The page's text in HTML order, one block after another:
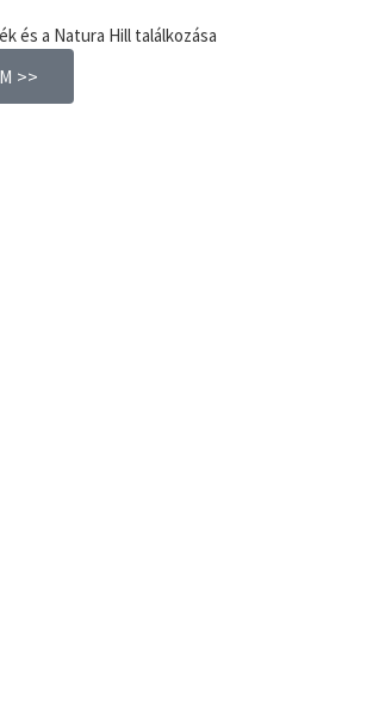
és a Natura Hill találkozása
>>